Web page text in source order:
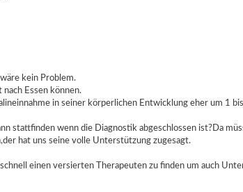
kein Problem.
Essen können.
in seiner körperlichen Entwicklung eher um 1
stattfinden wenn die Diagnostik abgeschlossen ist?Da
hat uns seine volle Unterstützung zugesagt.
einen versierten Therapeuten zu finden um auch